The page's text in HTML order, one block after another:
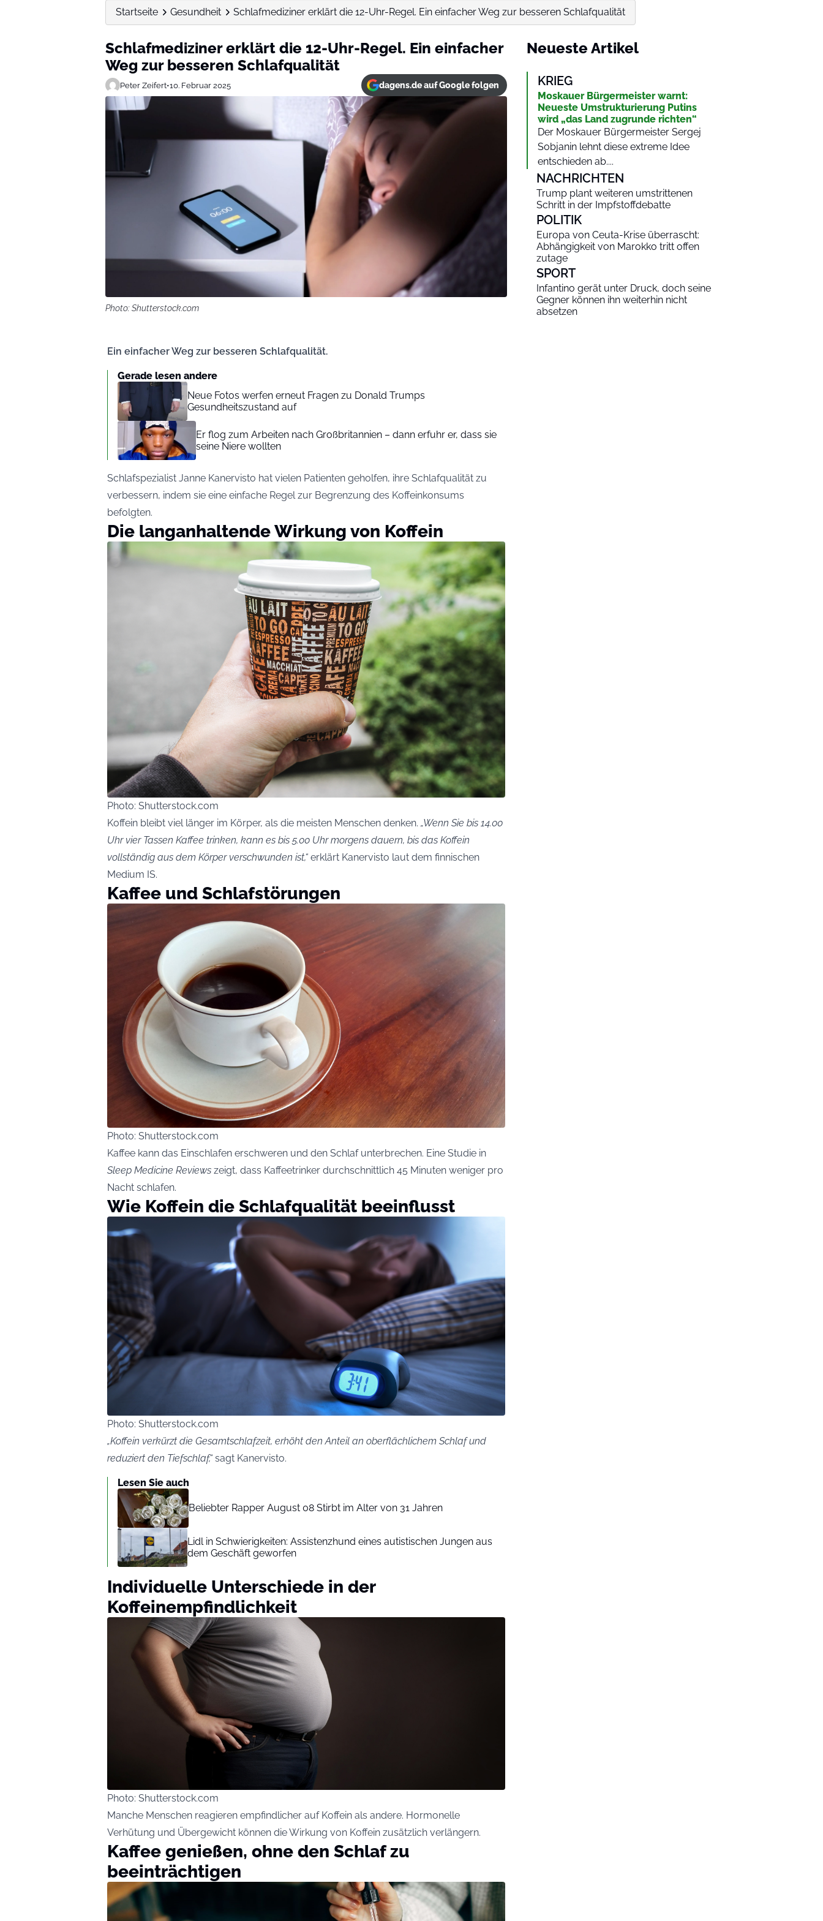
Startseite Gesundheit Schlafmediziner erklärt die 12-Uhr-Regel. Ein einfacher Weg zur besseren Schlafqualität
Schlafmediziner erklärt die 12-Uhr-Regel. Ein einfacher
Weg zur besseren Schlafqualität
Peter Zeifert•10. Februar 2025 dagens.de auf Google folgen
Photo: Shutterstock.com
Ein einfacher Weg zur besseren Schlafqualität.
Gerade lesen andere
Neue Fotos werfen erneut Fragen zu Donald Trumps
Gesundheitszustand auf
Er flog zum Arbeiten nach Großbritannien – dann erfuhr er, dass sie
seine Niere wollten
Schlafspezialist Janne Kanervisto hat vielen Patienten geholfen, ihre Schlafqualität zu
verbessern, indem sie eine einfache Regel zur Begrenzung des Koffeinkonsums
befolgten.
Die langanhaltende Wirkung von Koffein
Photo: Shutterstock.com
Koffein bleibt viel länger im Körper, als die meisten Menschen denken. „Wenn Sie bis 14.00
Uhr vier Tassen Kaffee trinken, kann es bis 5.00 Uhr morgens dauern, bis das Koffein
vollständig aus dem Körper verschwunden ist,“ erklärt Kanervisto laut dem finnischen
Medium IS.
Kaffee und Schlafstörungen
Photo: Shutterstock.com
Kaffee kann das Einschlafen erschweren und den Schlaf unterbrechen. Eine Studie in
Sleep Medicine Reviews zeigt, dass Kaffeetrinker durchschnittlich 45 Minuten weniger pro
Nacht schlafen.
Wie Koffein die Schlafqualität beeinflusst
Photo: Shutterstock.com
„Koffein verkürzt die Gesamtschlafzeit, erhöht den Anteil an oberflächlichem Schlaf und
reduziert den Tiefschlaf,“ sagt Kanervisto.
Lesen Sie auch
Beliebter Rapper August 08 Stirbt im Alter von 31 Jahren
Lidl in Schwierigkeiten: Assistenzhund eines autistischen Jungen aus
dem Geschäft geworfen
Individuelle Unterschiede in der
Koffeinempfindlichkeit
Photo: Shutterstock.com
Manche Menschen reagieren empfindlicher auf Koffein als andere. Hormonelle
Verhütung und Übergewicht können die Wirkung von Koffein zusätzlich verlängern.
Kaffee genießen, ohne den Schlaf zu
beeinträchtigen
Neueste Artikel
KRIEG
Moskauer Bürgermeister warnt:
Neueste Umstrukturierung Putins
wird „das Land zugrunde richten“
Der Moskauer Bürgermeister Sergej
Sobjanin lehnt diese extreme Idee
entschieden ab....
NACHRICHTEN
Trump plant weiteren umstrittenen
Schritt in der Impfstoffdebatte
POLITIK
Europa von Ceuta-Krise überrascht:
Abhängigkeit von Marokko tritt offen
zutage
SPORT
Infantino gerät unter Druck, doch seine
Gegner können ihn weiterhin nicht
absetzen